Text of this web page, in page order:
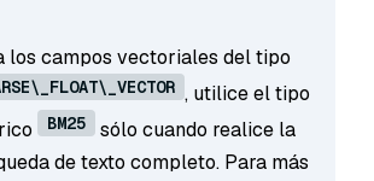
los campos vectoriales del tipo
, utilice el tipo
BM25
sólo cuando realice la
de texto completo. Para más